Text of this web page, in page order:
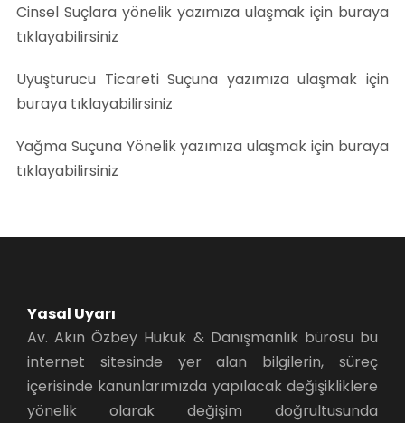
Cinsel Suçlara yönelik yazımıza ulaşmak için buraya
tıklayabilirsiniz
Uyuşturucu Ticareti Suçuna yazımıza ulaşmak için
buraya tıklayabilirsiniz
Yağma Suçuna Yönelik yazımıza ulaşmak için buraya
tıklayabilirsiniz
Yasal Uyarı
Av. Akın Özbey Hukuk & Danışmanlık bürosu bu
internet sitesinde yer alan bilgilerin, süreç
içerisinde kanunlarımızda yapılacak değişikliklere
yönelik olarak değişim doğrultusunda